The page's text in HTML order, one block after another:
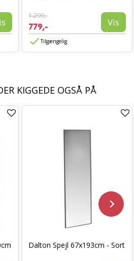
1.299,-
779,- Vis
Tilgængelig
KIGGEDE OGSÅ PÅ
Dalton Spejl 67x193cm - Sort